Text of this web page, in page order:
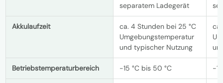
separatem Ladegerät
Akkulaufzeit
ca. 4 Stunden bei 25 °C
Umgebungstemperatur
und typischer Nutzung
Betriebstemperaturbereich -15 °C bis 50 °C -